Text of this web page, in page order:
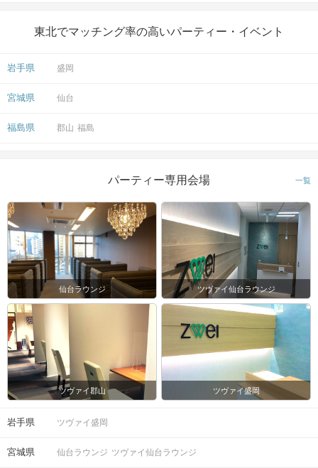
開催場所
〒980-0013
マップ・アクセス案内を見る
会場
注意事項
東北でマッチング率の高いパーティー・イベント
岩手県 盛岡
宮城県 仙台
福島県 郡山 福島
パーティー専用会場 一覧
仙台ラウンジ ツヴァイ仙台ラウンジ
ツヴァイ郡山 ツヴァイ盛岡
岩手県 ツヴァイ盛岡
宮城県 仙台ラウンジ ツヴァイ仙台ラウンジ